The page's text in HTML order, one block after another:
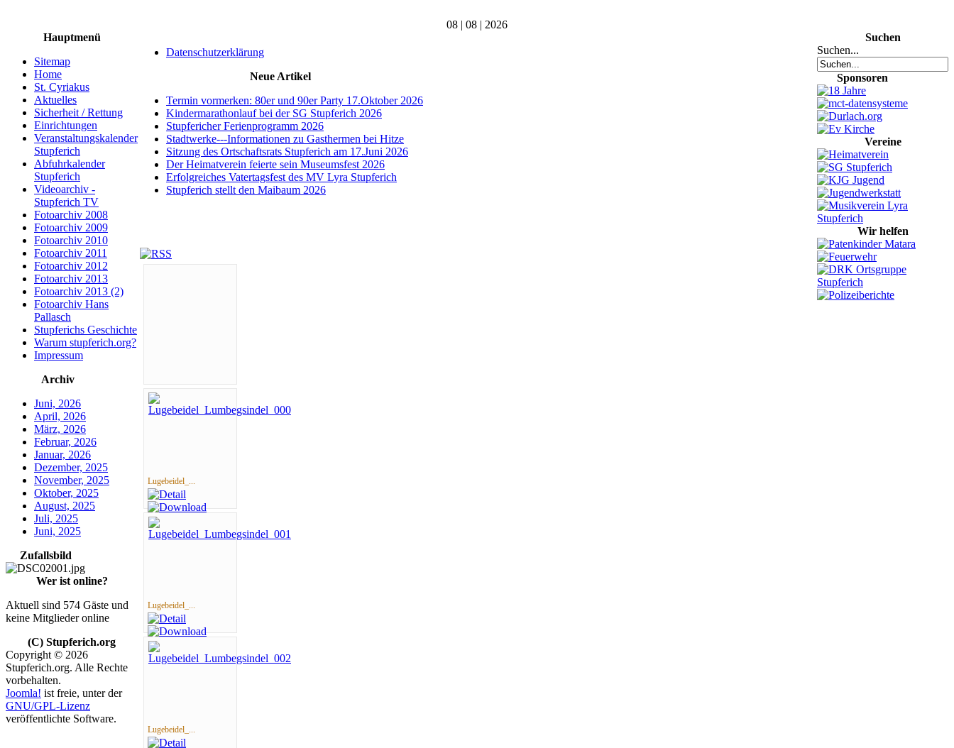
08 | 08 | 2026
Hauptmenü
Sitemap
Home
St. Cyriakus
Aktuelles
Sicherheit / Rettung
Einrichtungen
Veranstaltungskalender
Stupferich
Abfuhrkalender
Stupferich
Videoarchiv -
Stupferich TV
Fotoarchiv 2008
Fotoarchiv 2009
Fotoarchiv 2010
Fotoarchiv 2011
Fotoarchiv 2012
Fotoarchiv 2013
Fotoarchiv 2013 (2)
Fotoarchiv Hans
Pallasch
Stupferichs Geschichte
Warum stupferich.org?
Impressum
Archiv
Juni, 2026
April, 2026
März, 2026
Februar, 2026
Januar, 2026
Dezember, 2025
November, 2025
Oktober, 2025
August, 2025
Juli, 2025
Juni, 2025
Zufallsbild
Wer ist online?
Aktuell sind 574 Gäste und
keine Mitglieder online
(C) Stupferich.org
Copyright © 2026
Stupferich.org. Alle Rechte
vorbehalten.
Joomla! ist freie, unter der
GNU/GPL-Lizenz
veröffentlichte Software.
Datenschutzerklärung
Neue Artikel
Termin vormerken: 80er und 90er Party 17.Oktober 2026
Kindermarathonlauf bei der SG Stupferich 2026
Stupfericher Ferienprogramm 2026
Stadtwerke---Informationen zu Gasthermen bei Hitze
Sitzung des Ortschaftsrats Stupferich am 17.Juni 2026
Der Heimatverein feierte sein Museumsfest 2026
Erfolgreiches Vatertagsfest des MV Lyra Stupferich
Stupferich stellt den Maibaum 2026
Lugebeidel_...
Lugebeidel_...
Lugebeidel_...
Suchen
Suchen...
Sponsoren
Vereine
Wir helfen